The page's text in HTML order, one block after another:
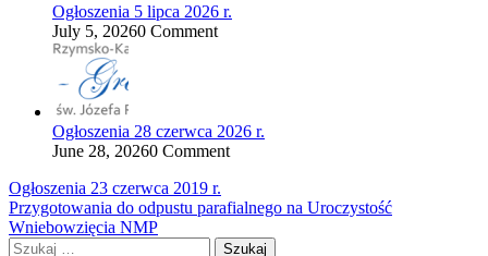
Ogłoszenia 5 lipca 2026 r.
July 5, 20260 Comment
Ogłoszenia 28 czerwca 2026 r.
June 28, 20260 Comment
Nawigacja
wpisu
Ogłoszenia 23 czerwca 2019 r.
Przygotowania do odpustu parafialnego na Uroczystość
Wniebowzięcia NMP
Szukaj: